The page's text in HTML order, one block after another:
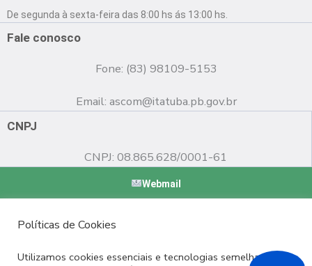
o
o
b
e
g
r
De segunda à sexta-feira das 8:00 hs ás 13:00 hs.
Fale conosco
Fone: (83) 98109-5153
Email: ascom@itatuba.pb.gov.br
CNPJ
CNPJ: 08.865.628/0001-61
Webmail
Políticas de Cookies
Utilizamos cookies essenciais e tecnologias semelhantes de